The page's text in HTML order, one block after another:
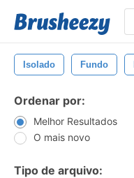
Isolado Fundo
Ordenar por:
Melhor Resultados
O mais novo
Tipo de arquivo: